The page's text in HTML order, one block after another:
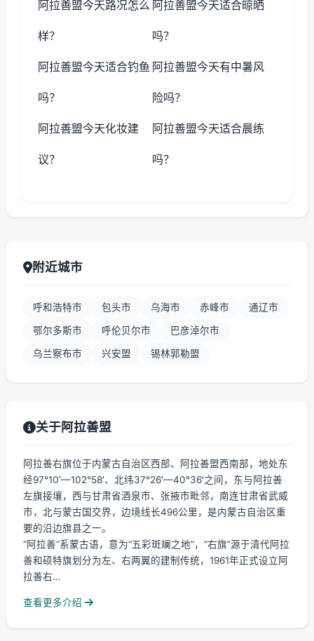
阿拉善盟今天路况怎么
样？
阿拉善盟今天适合晾晒
吗？
阿拉善盟今天适合钓鱼
吗？
阿拉善盟今天有中暑风
险吗？
阿拉善盟今天化妆建
议？
阿拉善盟今天适合晨练
吗？
附近城市
呼和浩特市 包头市 乌海市 赤峰市 通辽市
鄂尔多斯市 呼伦贝尔市 巴彦淖尔市
乌兰察布市 兴安盟 锡林郭勒盟
关于阿拉善盟
阿拉善右旗位于内蒙古自治区西部、阿拉善盟西南部，地处东
经97°10′—102°58′、北纬37°26′—40°36′之间，东与阿拉善
左旗接壤，西与甘肃省酒泉市、张掖市毗邻，南连甘肃省武威
市，北与蒙古国交界，边境线长496公里，是内蒙古自治区重
要的沿边旗县之一。
“阿拉善”系蒙古语，意为“五彩斑斓之地”，“右旗”源于清代阿拉
善和硕特旗划分为左、右两翼的建制传统，1961年正式设立阿
拉善右...
查看更多介绍